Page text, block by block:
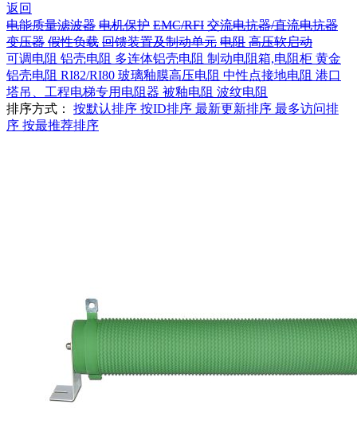
返回
电能质量滤波器 电机保护 EMC/RFI 交流电抗器/直流电抗器
变压器 假性负载 回馈装置及制动单元 电阻 高压软启动
可调电阻 铝壳电阻 多连体铝壳电阻 制动电阻箱,电阻柜 黄金
铝壳电阻 RI82/RI80 玻璃釉膜高压电阻 中性点接地电阻 港口
塔吊、工程电梯专用电阻器 被釉电阻 波纹电阻
排序方式：
按默认排序 按ID排序 最新更新排序 最多访问排
序 按最推荐排序